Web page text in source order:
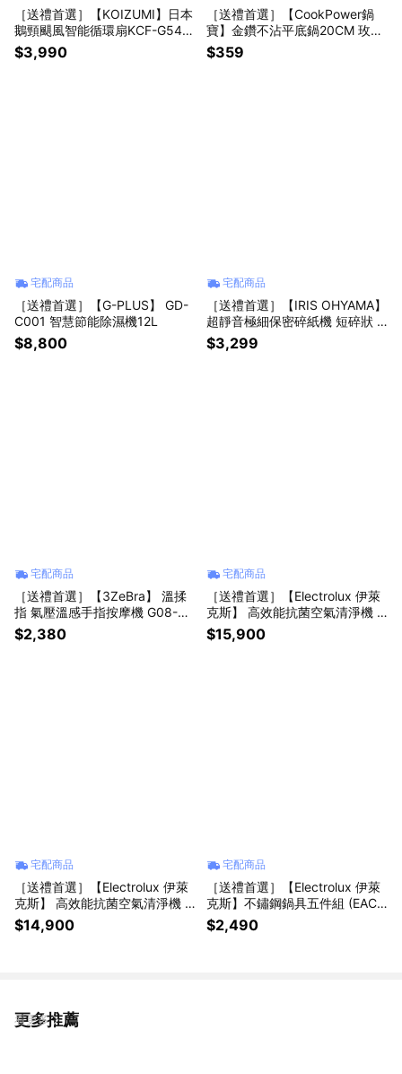
［送禮首選］【KOIZUMI】日本
鵝頸颶風智能循環扇KCF-G541
(灰/白)
$3,990
［送禮首選］【CookPower鍋
寶】金鑽不沾平底鍋20CM 玫瑰
金 FP-2020P
$359
宅配商品
［送禮首選］【G-PLUS】 GD-
C001 智慧節能除濕機12L
$8,800
宅配商品
［送禮首選］【IRIS OHYAMA】
超靜音極細保密碎紙機 短碎狀 P
6HCS‐B 黑色
$3,299
宅配商品
［送禮首選］【3ZeBra】 溫揉
指 氣壓溫感手指按摩機 G08-4
白色
$2,380
宅配商品
［送禮首選］【Electrolux 伊萊
克斯】 高效能抗菌空氣清淨機 E
P71-76GRA 海洋綠
$15,900
宅配商品
［送禮首選］【Electrolux 伊萊
克斯】 高效能抗菌空氣清淨機 E
P71-56GRA海洋綠
$14,900
宅配商品
［送禮首選］【Electrolux 伊萊
克斯】不鏽鋼鍋具五件組 (EAC
WSS5P)
$2,490
更多推薦
看更多